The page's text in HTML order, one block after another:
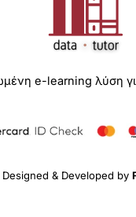
e-learning λύση
Designed & Developed by